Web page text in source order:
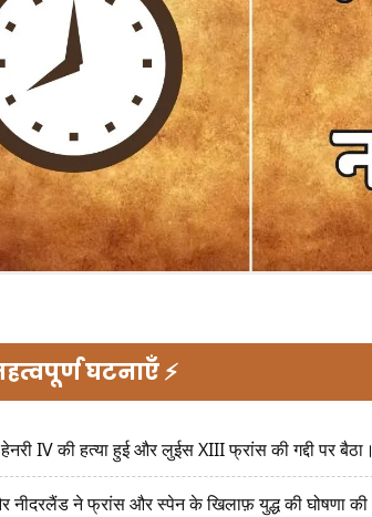
घटनाएँ ⚡
IV की हत्या हुई और लुईस XIII फ्रांस की गद्दी पर बैठा।
नीदरलैंड ने फ्रांस और स्पेन के खिलाफ़ युद्ध की घोषणा